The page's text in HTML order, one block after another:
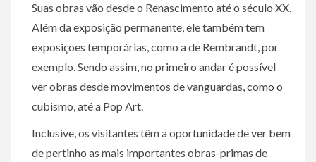
Suas obras vão desde o Renascimento até o século XX.
Além da exposição permanente, ele também tem
exposições temporárias, como a de Rembrandt, por
exemplo. Sendo assim, no primeiro andar é possível
ver obras desde movimentos de vanguardas, como o
cubismo, até a Pop Art.
Inclusive, os visitantes têm a oportunidade de ver bem
de pertinho as mais importantes obras-primas de